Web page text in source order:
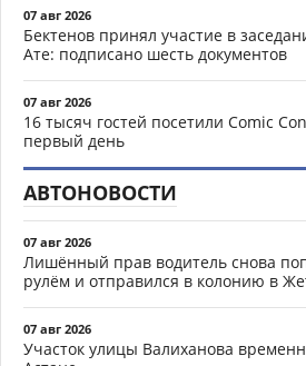
07 авг 2026
Бектенов принял участие в
Ате: подписано шесть документов
07 авг 2026
16 тысяч гостей посетили Comic
первый день
АВТОНОВОСТИ
07 авг 2026
Лишённый прав водитель снова
рулём и отправился в колонию в
07 авг 2026
Участок улицы Валиханова